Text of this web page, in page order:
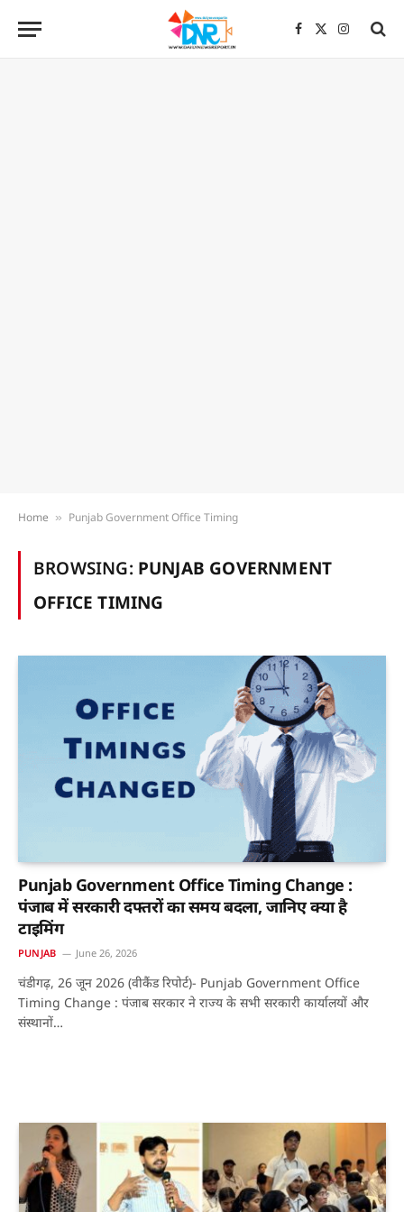
Facebook
X
Home » Punjab Government Office Timing
BROWSING: PUNJAB GOVERNMENT
OFFICE TIMING
Punjab Government Office Timing Change :
पंजाब में सरकारी दफ्तरों का समय बदला, जानिए क्या है
टाइमिंग
PUNJAB June 26, 2026
चंडीगढ़, 26 जून 2026 (वीकैंड रिपोर्ट)- Punjab Government Office
Timing Change : पंजाब सरकार ने राज्य के सभी सरकारी कार्यालयों और
संस्थानों…